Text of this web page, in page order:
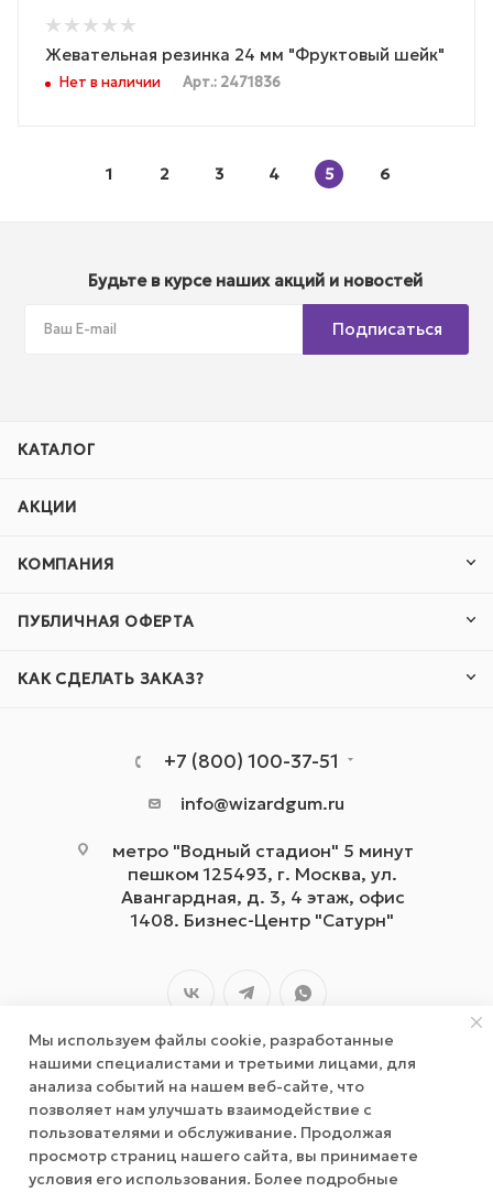
Жевательная резинка 24 мм "Фруктовый шейк"
Нет в наличии Арт.: 2471836
1 2 3 4 5 6
Будьте в курсе наших акций и новостей
Подписаться
КАТАЛОГ
АКЦИИ
КОМПАНИЯ
ПУБЛИЧНАЯ ОФЕРТА
КАК СДЕЛАТЬ ЗАКАЗ?
+7 (800) 100-37-51
info@wizardgum.ru
метро "Водный стадион" 5 минут
пешком 125493, г. Москва, ул.
Авангардная, д. 3, 4 этаж, офис
1408. Бизнес-Центр "Сатурн"
2026 © wizardgum.ru, 2021
Мы используем файлы cookie, разработанные
нашими специалистами и третьими лицами, для
анализа событий на нашем веб-сайте, что
позволяет нам улучшать взаимодействие с
пользователями и обслуживание. Продолжая
просмотр страниц нашего сайта, вы принимаете
условия его использования. Более подробные